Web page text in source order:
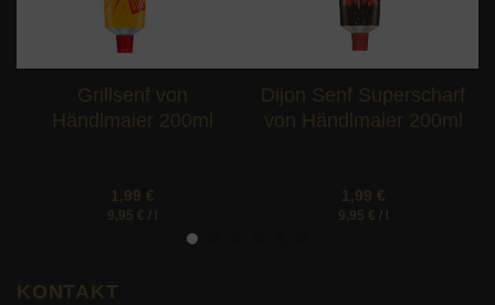
Grillsenf von
Händlmaier 200ml
1,99 €
9,95 € /
Dijon Senf Superscharf
von Händlmaier 200ml
1,99 €
9,95 € /
KONTAKT